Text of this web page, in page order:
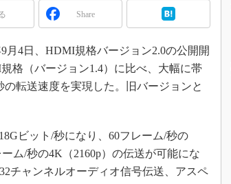
次の10年
けた社内
のか
」
ニア」の
Share
4日、HDMI規格バージョン2.0の公開開
格（バージョン1.4）に比べ、大幅に帯
転送速度を実現した。旧バージョンと
ビット/秒になり、60フレーム/秒の
ム/秒の4K（2160p）の伝送が可能にな
チャンネルオーディオ信号伝送、アスペ